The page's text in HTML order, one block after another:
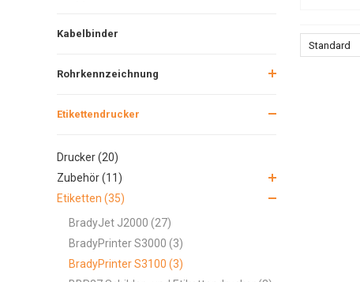
Kabelbinder
Rohrkennzeichnung
Etikettendrucker
Drucker (20)
Zubehör (11)
Etiketten (35)
BradyJet J2000 (27)
BradyPrinter S3000 (3)
BradyPrinter S3100 (3)
Standard